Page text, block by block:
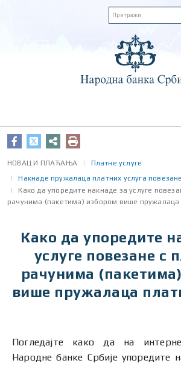
НОВАЦ И ПЛАЋАЊА
Платне услуге
Накнаде пружалаца платних услуга
Како да упоредите накнаде за услуге
рачунима (пакетима) избором више пружалаца
Како да упоредите
услуге повезане с
рачунима
више пружалаца
Погледајте како да на
Народне банке Србије упоредите